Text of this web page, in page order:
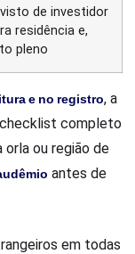
de investidor
residência e,
pleno
e no registro, a
completo
ou região de
antes de
em todas